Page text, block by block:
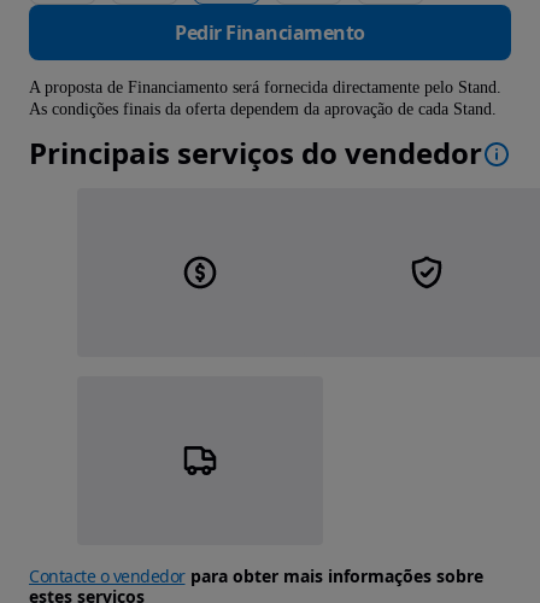
Pedir Financiamento
A proposta de Financiamento será fornecida directamente pelo Stand.
As condições finais da oferta dependem da aprovação de cada Stand.
Principais serviços do vendedor
Contacte o vendedorpara obter mais informações sobre
estes serviços